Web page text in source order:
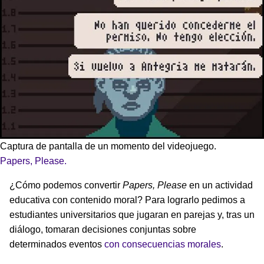
Captura de pantalla de un momento del videojuego.
Papers, Please.
¿Cómo podemos convertir Papers, Please en un actividad
educativa con contenido moral? Para lograrlo pedimos a
estudiantes universitarios que jugaran en parejas y, tras un
diálogo, tomaran decisiones conjuntas sobre
determinados eventos con consecuencias morales.